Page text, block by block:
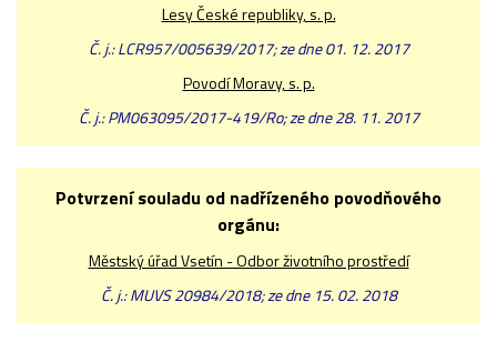
Lesy České republiky, s. p.
Č. j.: LCR957/005639/2017; ze dne 01. 12. 2017
Povodí Moravy, s. p.
Č. j.: PM063095/2017-419/Ro; ze dne 28. 11. 2017
Potvrzení souladu od nadřízeného povodňového
orgánu:
Městský úřad Vsetín - Odbor životního prostředí
Č. j.: MUVS 20984/2018; ze dne 15. 02. 2018